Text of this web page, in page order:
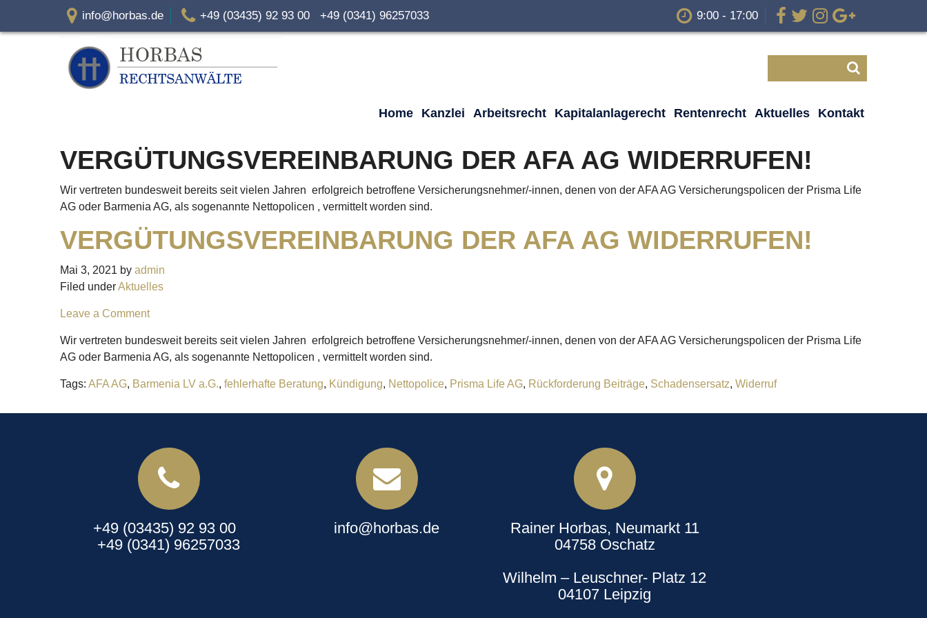
info@horbas.de +49 (03435) 92 93 00 +49 (0341) 96257033 9:00 - 17:00
Home Kanzlei Arbeitsrecht Kapitalanlagerecht Rentenrecht Aktuelles Kontakt
VERGÜTUNGSVEREINBARUNG DER AFA AG WIDERRUFEN!
Wir vertreten bundesweit bereits seit vielen Jahren erfolgreich betroffene Versicherungsnehmer/-innen, denen von der AFA AG Versicherungspolicen der Prisma Life
AG oder Barmenia AG, als sogenannte Nettopolicen , vermittelt worden sind.
VERGÜTUNGSVEREINBARUNG DER AFA AG WIDERRUFEN!
Mai 3, 2021 by admin
Filed underAktuelles
Leave a Comment
Wir vertreten bundesweit bereits seit vielen Jahren erfolgreich betroffene Versicherungsnehmer/-innen, denen von der AFA AG Versicherungspolicen der Prisma Life
AG oder Barmenia AG, als sogenannte Nettopolicen , vermittelt worden sind.
Tags: AFA AG, Barmenia LV a.G., fehlerhafte Beratung, Kündigung, Nettopolice, Prisma Life AG, Rückforderung Beiträge, Schadensersatz, Widerruf
+49 (03435) 92 93 00
+49 (0341) 96257033
info@horbas.de
Rainer Horbas, Neumarkt 11
04758 Oschatz
Wilhelm – Leuschner- Platz 12
04107 Leipzig